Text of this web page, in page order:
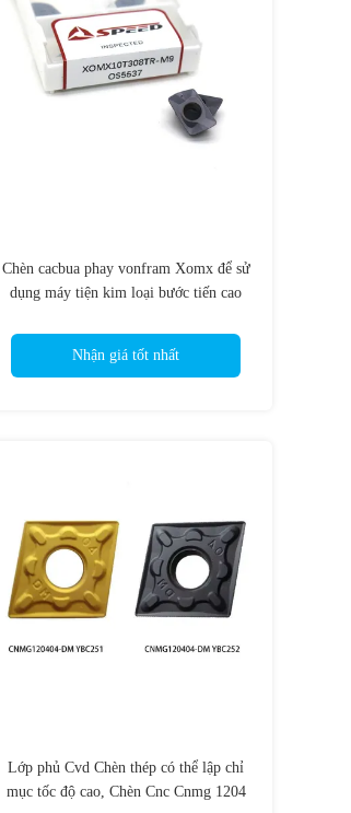
Chèn cacbua phay vonfram Xomx để sử
dụng máy tiện kim loại bước tiến cao
Nhận giá tốt nhất
Lớp phủ Cvd Chèn thép có thể lập chỉ
mục tốc độ cao, Chèn Cnc Cnmg 1204